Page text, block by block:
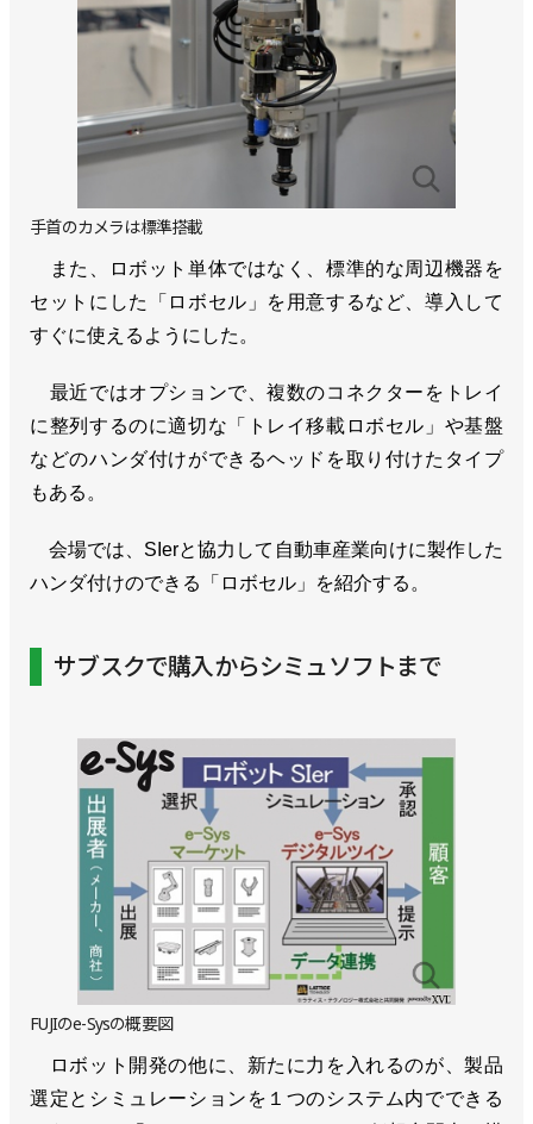
手首のカメラは標準搭載
また、ロボット単体ではなく、標準的な周辺機器を
セットにした「ロボセル」を用意するなど、導入して
すぐに使えるようにした。
最近ではオプションで、複数のコネクターをトレイ
に整列するのに適切な「トレイ移載ロボセル」や基盤
などのハンダ付けができるヘッドを取り付けたタイプ
もある。
会場では、SIerと協力して自動車産業向けに製作した
ハンダ付けのできる「ロボセル」を紹介する。
サブスクで購入からシミュソフトまで
FUJIのe-Sysの概要図
ロボット開発の他に、新たに力を入れるのが、製品
選定とシミュレーションを１つのシステム内でできる